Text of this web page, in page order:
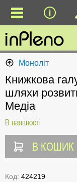
Моноліт
Книжкова
шляхи
Медіа
В наявності
В КОШИК
Код: 424219